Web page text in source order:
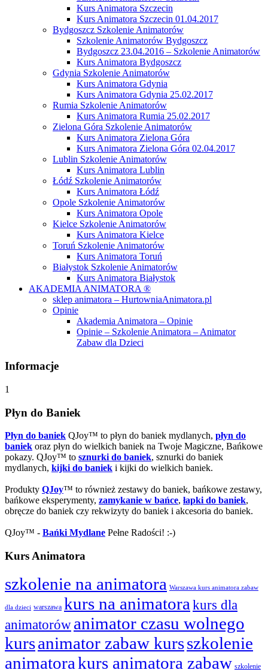
Kurs Animatora Szczecin
Kurs Animatora Szczecin 01.04.2017
Bydgoszcz Szkolenie Animatorów
Szkolenie Animatorów Bydgoszcz
Bydgoszcz 23.04.2016 – Szkolenie Animatorów
Kurs Animatora Bydgoszcz
Gdynia Szkolenie Animatorów
Kurs Animatora Gdynia
Kurs Animatora Gdynia 25.02.2017
Rumia Szkolenie Animatorów
Kurs Animatora Rumia 25.02.2017
Zielona Góra Szkolenie Animatorów
Kurs Animatora Zielona Góra
Kurs Animatora Zielona Góra 02.04.2017
Lublin Szkolenie Animatorów
Kurs Animatora Lublin
Łódź Szkolenie Animatorów
Kurs Animatora Łódź
Opole Szkolenie Animatorów
Kurs Animatora Opole
Kielce Szkolenie Animatorów
Kurs Animatora Kielce
Toruń Szkolenie Animatorów
Kurs Animatora Toruń
Białystok Szkolenie Animatorów
Kurs Animatora Białystok
AKADEMIA ANIMATORA ®
sklep animatora – HurtowniaAnimatora.pl
Opinie
Akademia Animatora – Opinie
Opinie – Szkolenie Animatora – Animator
Zabaw dla Dzieci
Informacje
1
Płyn do Baniek
Płyn do baniek QJoy™ to płyn do baniek mydlanych, płyn do
baniek oraz płyn do wielkich baniek na Twoje Magiczne, Bańkowe
pokazy. QJoy™ to sznurki do baniek, sznurki do baniek
mydlanych, kijki do baniek i kijki do wielkich baniek.
Produkty QJoy™ to również zestawy do baniek, bańkowe zestawy,
bańkowe eksperymenty, zamykanie w bańce, łapki do baniek,
obręcze do baniek czy rekwizyty do baniek i akcesoria do baniek.
QJoy™ - Bańki Mydlane Pełne Radości! :-)
Kurs Animatora
szkolenie na animatora Warszawa kurs animatora zabaw
dla dzieci warszawa kurs na animatora kurs dla
animatorów animator czasu wolnego
kursanimator zabaw kursszkolenie
animatorakurs animatora zabaw szkolenie